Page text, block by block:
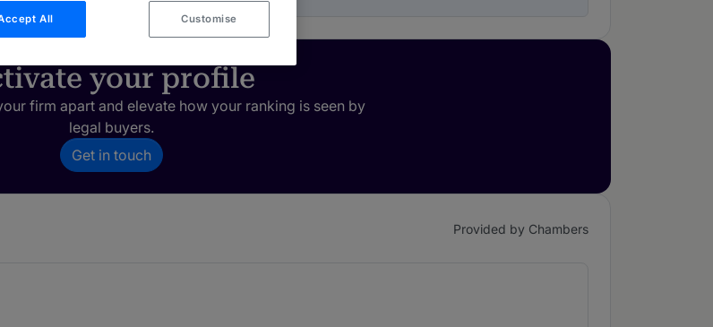
your profile
firm apart and elevate how your ranking is seen by
legal buyers.
Get in touch
Provided by Chambers
All Customise